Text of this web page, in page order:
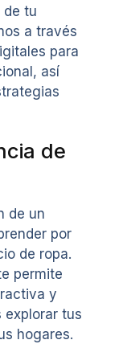
de tu
a través
para
así
de
de un
por
de ropa.
permite
y
explorar tus
hogares.